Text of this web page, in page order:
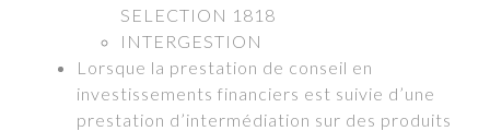
SELECTION 1818
INTERGESTION
Lorsque la prestation de conseil en
investissements financiers est suivie d’une
prestation d’intermédiation sur des produits